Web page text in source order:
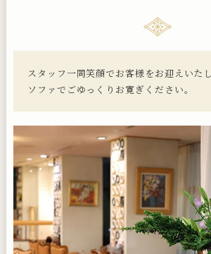
スタッフ一同笑顔でお客様をお迎えいたし
ソファでごゆっくりお寛ぎください。